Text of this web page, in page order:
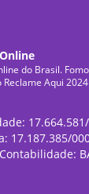
do Brasil.
Aqui 2024
17.187.385/